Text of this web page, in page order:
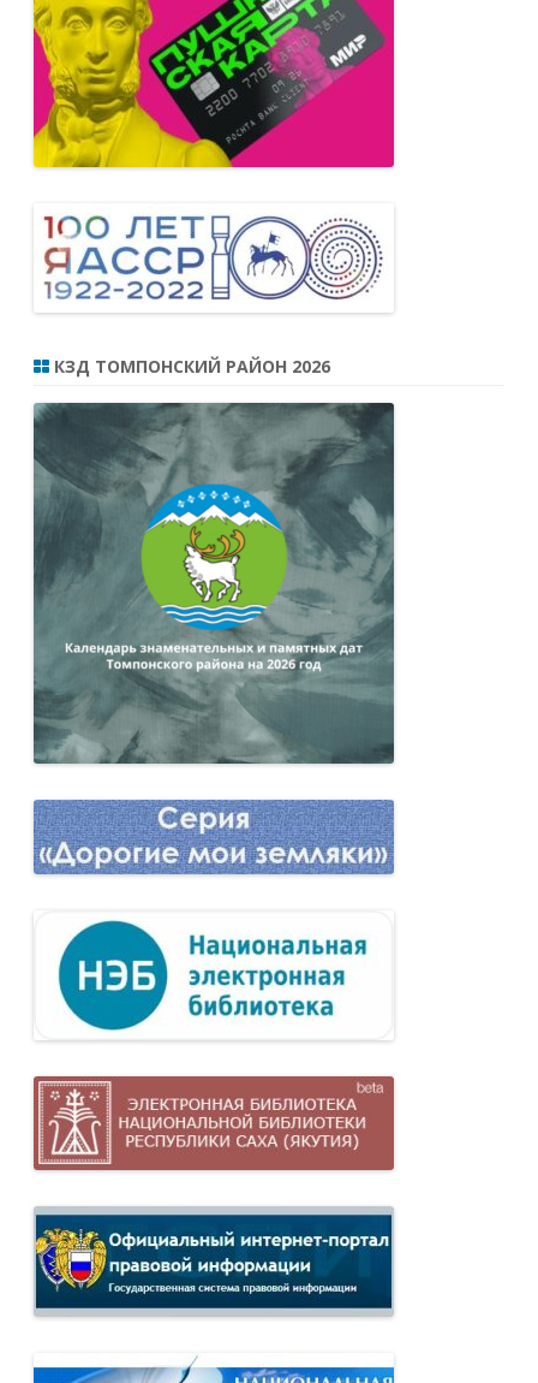
КЗД ТОМПОНСКИЙ РАЙОН 2026